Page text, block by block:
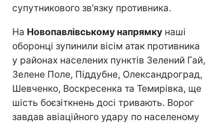
супутникового зв’язку противника.
На Новопавлівському напрямку наші
оборонці зупинили вісім атак противника
у районах населених пунктів Зелений Гай,
Зелене Поле, Піддубне, Олександроград,
Шевченко, Воскресенка та Темирівка, ще
шість боєзіткнень досі тривають. Ворог
завдав авіаційного удару по населеному